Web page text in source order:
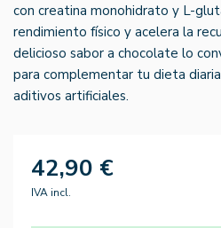
con creatina monohidrato y L-
rendimiento físico y acelera la
delicioso sabor a chocolate lo
para complementar tu dieta
aditivos artificiales.
42,90 €
IVA incl.